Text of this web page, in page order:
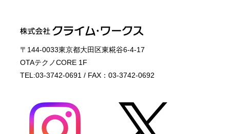
〒144-0033東京都大田区東糀谷6-4-17
OTAテクノCORE 1F
TEL:03-3742-0691 / FAX：03-3742-0692